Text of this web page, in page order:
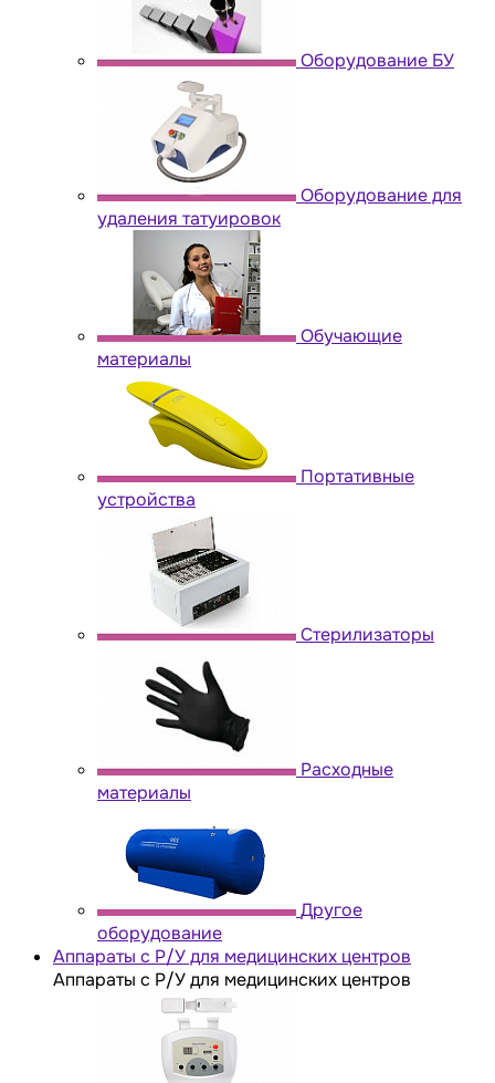
Оборудование БУ
Оборудование для
удаления татуировок
Обучающие
материалы
Портативные
устройства
Стерилизаторы
Расходные
материалы
Другое
оборудование
Аппараты с Р/У для медицинских центров
Аппараты с Р/У для медицинских центров